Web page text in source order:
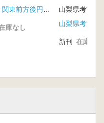
朱の産地推定
国分寺古墳の歴史
庫なし
山梨県考古
山梨県考古学
新刊 在庫なし